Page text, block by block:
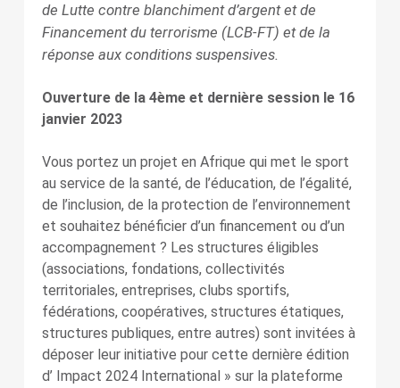
de Lutte contre blanchiment d’argent et de
Financement du terrorisme (LCB-FT) et de la
réponse aux conditions suspensives.
Ouverture de la 4ème et dernière session le 16
janvier 2023
Vous portez un projet en Afrique qui met le sport
au service de la santé, de l’éducation, de l’égalité,
de l’inclusion, de la protection de l’environnement
et souhaitez bénéficier d’un financement ou d’un
accompagnement ? Les structures éligibles
(associations, fondations, collectivités
territoriales, entreprises, clubs sportifs,
fédérations, coopératives, structures étatiques,
structures publiques, entre autres) sont invitées à
déposer leur initiative pour cette dernière édition
d’ Impact 2024 International » sur la plateforme